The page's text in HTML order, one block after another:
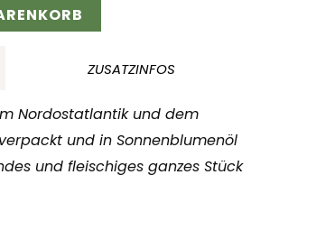
ZUSATZINFOS
Nordostatlantik und dem
und in Sonnenblumenöl
und fleischiges ganzes Stück